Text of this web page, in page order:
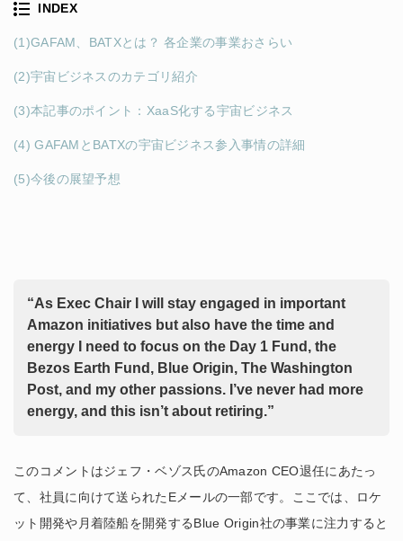
“As Exec Chair I will stay engaged in important
Amazon initiatives but also have the time and
energy I need to focus on the Day 1 Fund, the
Bezos Earth Fund, Blue Origin, The Washington
Post, and my other passions. I’ve never had more
energy, and this isn’t about retiring.”
このコメントはジェフ・ベゾス氏のAmazon CEO退任にあたっ
て、社員に向けて送られたEメールの一部です。ここでは、ロケ
ット開発や月着陸船を開発するBlue Origin社の事業に注力すると
INDEX
(1)GAFAM、BATXとは？ 各企業の事業おさらい
(2)宇宙ビジネスのカテゴリ紹介
(3)本記事のポイント：XaaS化する宇宙ビジネス
(4) GAFAMとBATXの宇宙ビジネス参入事情の詳細
(5)今後の展望予想